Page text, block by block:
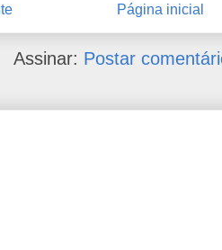
Página inicial
Assinar: Postar